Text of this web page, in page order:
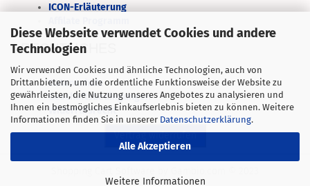
Diese Webseite verwendet Cookies und andere
Technologien
Wir verwenden Cookies und ähnliche Technologien, auch von
Drittanbietern, um die ordentliche Funktionsweise der Website zu
gewährleisten, die Nutzung unseres Angebotes zu analysieren und
Ihnen ein bestmögliches Einkaufserlebnis bieten zu können. Weitere
Informationen finden Sie in unserer Datenschutzerklärung.
Alle Akzeptieren
Weitere Informationen
ICON-Erläuterung
RECHTLICHES
Datenschutz
Geschäftsbedingungen
Widerrufsrecht